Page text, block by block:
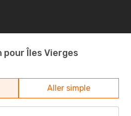
Îles Vierges
Aller simple